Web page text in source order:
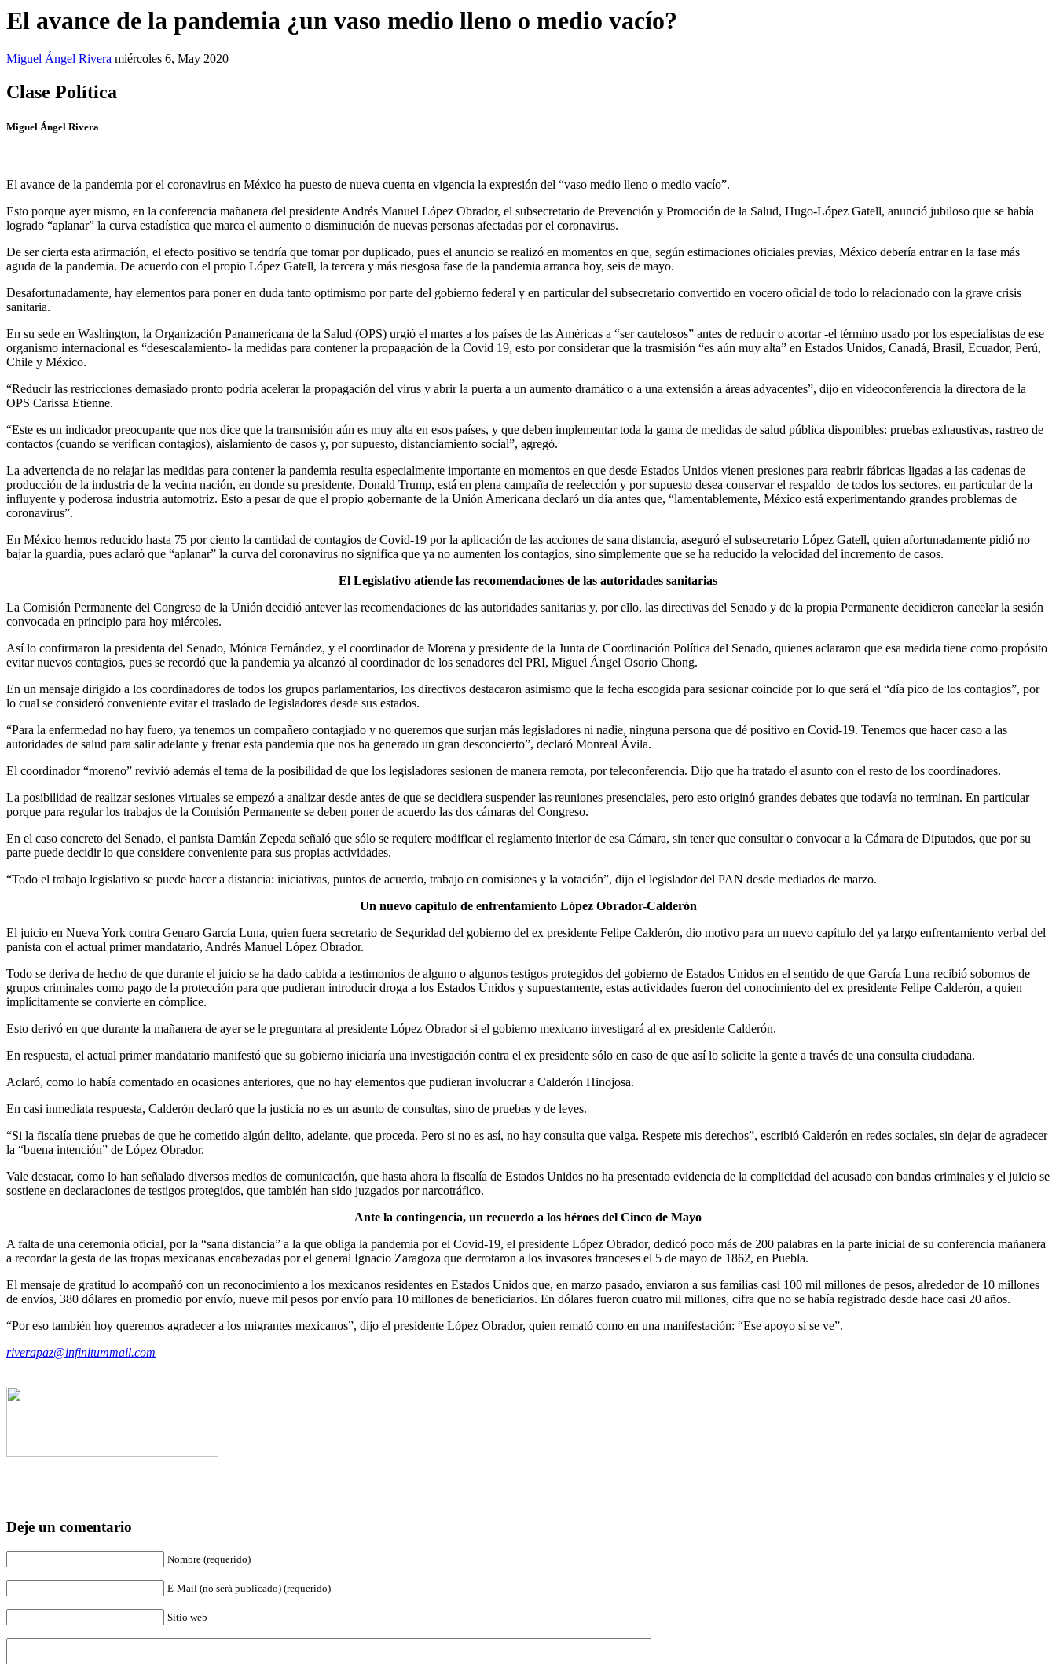
El avance de la pandemia ¿un vaso medio lleno o medio vacío?
Miguel Ángel Rivera miércoles 6, May 2020
Clase Política
Miguel Ángel Rivera
El avance de la pandemia por el coronavirus en México ha puesto de nueva cuenta en vigencia la expresión del “vaso medio lleno o medio vacío”.
Esto porque ayer mismo, en la conferencia mañanera del presidente Andrés Manuel López Obrador, el subsecretario de Prevención y Promoción de la Salud, Hugo-López Gatell, anunció jubiloso que se había
logrado “aplanar” la curva estadística que marca el aumento o disminución de nuevas personas afectadas por el coronavirus.
De ser cierta esta afirmación, el efecto positivo se tendría que tomar por duplicado, pues el anuncio se realizó en momentos en que, según estimaciones oficiales previas, México debería entrar en la fase más
aguda de la pandemia. De acuerdo con el propio López Gatell, la tercera y más riesgosa fase de la pandemia arranca hoy, seis de mayo.
Desafortunadamente, hay elementos para poner en duda tanto optimismo por parte del gobierno federal y en particular del subsecretario convertido en vocero oficial de todo lo relacionado con la grave crisis
sanitaria.
En su sede en Washington, la Organización Panamericana de la Salud (OPS) urgió el martes a los países de las Américas a “ser cautelosos” antes de reducir o acortar -el término usado por los especialistas de ese
organismo internacional es “desescalamiento- la medidas para contener la propagación de la Covid 19, esto por considerar que la trasmisión “es aún muy alta” en Estados Unidos, Canadá, Brasil, Ecuador, Perú,
Chile y México.
“Reducir las restricciones demasiado pronto podría acelerar la propagación del virus y abrir la puerta a un aumento dramático o a una extensión a áreas adyacentes”, dijo en videoconferencia la directora de la
OPS Carissa Etienne.
“Este es un indicador preocupante que nos dice que la transmisión aún es muy alta en esos países, y que deben implementar toda la gama de medidas de salud pública disponibles: pruebas exhaustivas, rastreo de
contactos (cuando se verifican contagios), aislamiento de casos y, por supuesto, distanciamiento social”, agregó.
La advertencia de no relajar las medidas para contener la pandemia resulta especialmente importante en momentos en que desde Estados Unidos vienen presiones para reabrir fábricas ligadas a las cadenas de
producción de la industria de la vecina nación, en donde su presidente, Donald Trump, está en plena campaña de reelección y por supuesto desea conservar el respaldo de todos los sectores, en particular de la
influyente y poderosa industria automotriz. Esto a pesar de que el propio gobernante de la Unión Americana declaró un día antes que, “lamentablemente, México está experimentando grandes problemas de
coronavirus”.
En México hemos reducido hasta 75 por ciento la cantidad de contagios de Covid-19 por la aplicación de las acciones de sana distancia, aseguró el subsecretario López Gatell, quien afortunadamente pidió no
bajar la guardia, pues aclaró que “aplanar” la curva del coronavirus no significa que ya no aumenten los contagios, sino simplemente que se ha reducido la velocidad del incremento de casos.
El Legislativo atiende las recomendaciones de las autoridades sanitarias
La Comisión Permanente del Congreso de la Unión decidió antever las recomendaciones de las autoridades sanitarias y, por ello, las directivas del Senado y de la propia Permanente decidieron cancelar la sesión
convocada en principio para hoy miércoles.
Así lo confirmaron la presidenta del Senado, Mónica Fernández, y el coordinador de Morena y presidente de la Junta de Coordinación Política del Senado, quienes aclararon que esa medida tiene como propósito
evitar nuevos contagios, pues se recordó que la pandemia ya alcanzó al coordinador de los senadores del PRI, Miguel Ángel Osorio Chong.
En un mensaje dirigido a los coordinadores de todos los grupos parlamentarios, los directivos destacaron asimismo que la fecha escogida para sesionar coincide por lo que será el “día pico de los contagios”, por
lo cual se consideró conveniente evitar el traslado de legisladores desde sus estados.
“Para la enfermedad no hay fuero, ya tenemos un compañero contagiado y no queremos que surjan más legisladores ni nadie, ninguna persona que dé positivo en Covid-19. Tenemos que hacer caso a las
autoridades de salud para salir adelante y frenar esta pandemia que nos ha generado un gran desconcierto”, declaró Monreal Ávila.
El coordinador “moreno” revivió además el tema de la posibilidad de que los legisladores sesionen de manera remota, por teleconferencia. Dijo que ha tratado el asunto con el resto de los coordinadores.
La posibilidad de realizar sesiones virtuales se empezó a analizar desde antes de que se decidiera suspender las reuniones presenciales, pero esto originó grandes debates que todavía no terminan. En particular
porque para regular los trabajos de la Comisión Permanente se deben poner de acuerdo las dos cámaras del Congreso.
En el caso concreto del Senado, el panista Damián Zepeda señaló que sólo se requiere modificar el reglamento interior de esa Cámara, sin tener que consultar o convocar a la Cámara de Diputados, que por su
parte puede decidir lo que considere conveniente para sus propias actividades.
“Todo el trabajo legislativo se puede hacer a distancia: iniciativas, puntos de acuerdo, trabajo en comisiones y la votación”, dijo el legislador del PAN desde mediados de marzo.
Un nuevo capítulo de enfrentamiento López Obrador-Calderón
El juicio en Nueva York contra Genaro García Luna, quien fuera secretario de Seguridad del gobierno del ex presidente Felipe Calderón, dio motivo para un nuevo capítulo del ya largo enfrentamiento verbal del
panista con el actual primer mandatario, Andrés Manuel López Obrador.
Todo se deriva de hecho de que durante el juicio se ha dado cabida a testimonios de alguno o algunos testigos protegidos del gobierno de Estados Unidos en el sentido de que García Luna recibió sobornos de
grupos criminales como pago de la protección para que pudieran introducir droga a los Estados Unidos y supuestamente, estas actividades fueron del conocimiento del ex presidente Felipe Calderón, a quien
implícitamente se convierte en cómplice.
Esto derivó en que durante la mañanera de ayer se le preguntara al presidente López Obrador si el gobierno mexicano investigará al ex presidente Calderón.
En respuesta, el actual primer mandatario manifestó que su gobierno iniciaría una investigación contra el ex presidente sólo en caso de que así lo solicite la gente a través de una consulta ciudadana.
Aclaró, como lo había comentado en ocasiones anteriores, que no hay elementos que pudieran involucrar a Calderón Hinojosa.
En casi inmediata respuesta, Calderón declaró que la justicia no es un asunto de consultas, sino de pruebas y de leyes.
“Si la fiscalía tiene pruebas de que he cometido algún delito, adelante, que proceda. Pero si no es así, no hay consulta que valga. Respete mis derechos”, escribió Calderón en redes sociales, sin dejar de agradecer
la “buena intención” de López Obrador.
Vale destacar, como lo han señalado diversos medios de comunicación, que hasta ahora la fiscalía de Estados Unidos no ha presentado evidencia de la complicidad del acusado con bandas criminales y el juicio se
sostiene en declaraciones de testigos protegidos, que también han sido juzgados por narcotráfico.
Ante la contingencia, un recuerdo a los héroes del Cinco de Mayo
A falta de una ceremonia oficial, por la “sana distancia” a la que obliga la pandemia por el Covid-19, el presidente López Obrador, dedicó poco más de 200 palabras en la parte inicial de su conferencia mañanera
a recordar la gesta de las tropas mexicanas encabezadas por el general Ignacio Zaragoza que derrotaron a los invasores franceses el 5 de mayo de 1862, en Puebla.
El mensaje de gratitud lo acompañó con un reconocimiento a los mexicanos residentes en Estados Unidos que, en marzo pasado, enviaron a sus familias casi 100 mil millones de pesos, alrededor de 10 millones
de envíos, 380 dólares en promedio por envío, nueve mil pesos por envío para 10 millones de beneficiarios. En dólares fueron cuatro mil millones, cifra que no se había registrado desde hace casi 20 años.
“Por eso también hoy queremos agradecer a los migrantes mexicanos”, dijo el presidente López Obrador, quien remató como en una manifestación: “Ese apoyo sí se ve”.
riverapaz@infinitummail.com
Deje un comentario
Nombre (requerido)
E-Mail (no será publicado) (requerido)
Sitio web